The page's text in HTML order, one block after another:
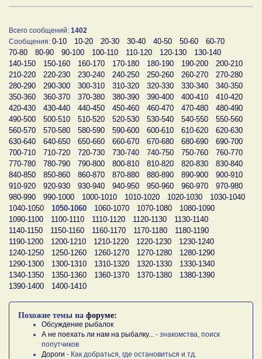
Всего сообщений: 1402
Сообщения: 0-10 10-20 20-30 30-40 40-50 50-60
60-70
70-80
80-90 90-100 100-110 110-120 120-130
130-140
140-150
150-160 160-170 170-180 180-190 190-200
200-210
210-220
220-230 230-240 240-250 250-260 260-270
270-280
280-290
290-300 300-310 310-320 320-330 330-340
340-350
350-360
360-370 370-380 380-390 390-400 400-410
410-420
420-430
430-440 440-450 450-460 460-470 470-480
480-490
490-500
500-510 510-520 520-530 530-540 540-550
550-560
560-570
570-580 580-590 590-600 600-610 610-620
620-630
630-640
640-650 650-660 660-670 670-680 680-690
690-700
700-710
710-720 720-730 730-740 740-750 750-760
760-770
770-780
780-790 790-800 800-810 810-820 820-830
830-840
840-850
850-860 860-870 870-880 880-890 890-900
900-910
910-920
920-930 930-940 940-950 950-960 960-970
970-980
980-990
990-1000 1000-1010 1010-1020 1020-1030
1030-1040
1040-1050
1050-1060 1060-1070 1070-1080
1080-1090
1090-1100
1100-1110 1110-1120 1120-1130
1130-1140
1140-1150
1150-1160 1160-1170 1170-1180
1180-1190
1190-1200
1200-1210 1210-1220 1220-1230
1230-1240
1240-1250
1250-1260 1260-1270 1270-1280
1280-1290
1290-1300
1300-1310 1310-1320 1320-1330
1330-1340
1340-1350
1350-1360 1360-1370 1370-1380
1380-1390
1390-1400
1400-1410
Похожие темы на форуме:
Обсуждение рыбалок
А не поехать ли нам на рыбалку...
- знакомства, поиск
попутчиков
Дороги - Как добраться, где остановиться и тд.